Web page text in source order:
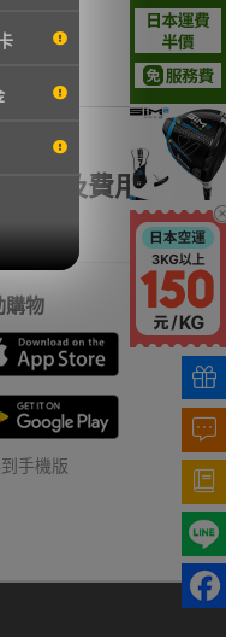
資訊及費用
購物
手機版